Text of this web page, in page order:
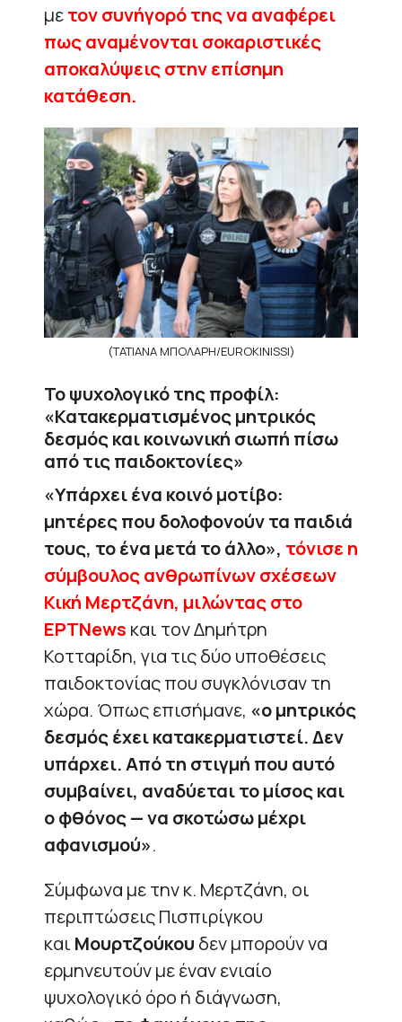
μετον συνήγορό της να αναφέρει
πως αναμένονται σοκαριστικές
αποκαλύψεις στην επίσημη
κατάθεση.
(ΤΑΤΙΑΝΑ ΜΠΟΛΑΡΗ/EUROKINISSI)
Το ψυχολογικό της προφίλ:
«Κατακερματισμένος μητρικός
δεσμός και κοινωνική σιωπή πίσω
από τις παιδοκτονίες»
«Υπάρχει ένα κοινό μοτίβο:
μητέρες που δολοφονούν τα παιδιά
τους, το ένα μετά το άλλο», τόνισε η
σύμβουλος ανθρωπίνων σχέσεων
Κική Μερτζάνη, μιλώντας στο
ΕΡΤNews και τον Δημήτρη
Κοτταρίδη, για τις δύο υποθέσεις
παιδοκτονίας που συγκλόνισαν τη
χώρα. Όπως επισήμανε, «ο μητρικός
δεσμός έχει κατακερματιστεί. Δεν
υπάρχει. Από τη στιγμή που αυτό
συμβαίνει, αναδύεται το μίσος και
ο φθόνος — να σκοτώσω μέχρι
αφανισμού».
Σύμφωνα με την κ. Μερτζάνη, οι
περιπτώσεις Πισπιρίγκου
και Μουρτζούκου δεν μπορούν να
ερμηνευτούν με έναν ενιαίο
ψυχολογικό όρο ή διάγνωση,